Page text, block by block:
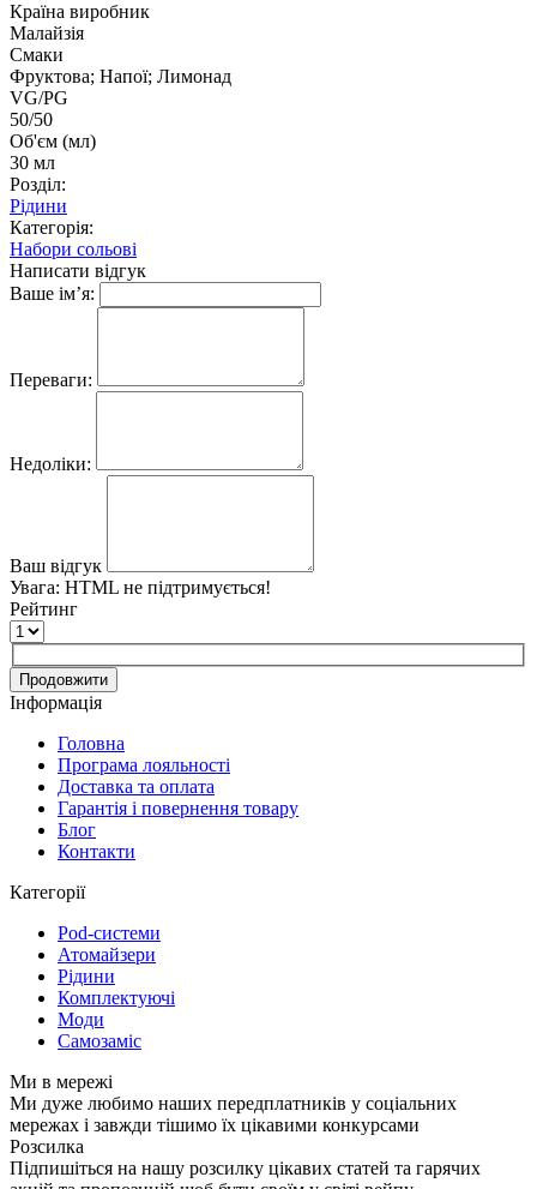
Країна виробник
Малайзія
Смаки
Фруктова; Напої; Лимонад
VG/PG
50/50
Об'єм (мл)
30 мл
Розділ:
Рідини
Категорія:
Набори сольові
Написати відгук
Ваше ім’я:
Переваги:
Недоліки:
Ваш відгук
Увага: HTML не підтримується!
Рейтинг
Продовжити
Інформація
Головна
Програма лояльності
Доставка та оплата
Гарантія і повернення товару
Блог
Контакти
Категорії
Pod-системи
Атомайзери
Рідини
Комплектуючі
Моди
Самозаміс
Ми в мережі
Ми дуже любимо наших передплатників у соціальних
мережах і завжди тішимо їх цікавими конкурсами
Розсилка
Підпишіться на нашу розсилку цікавих статей та гарячих